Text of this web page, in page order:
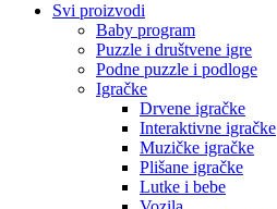
Svi proizvodi
Baby program
Puzzle i društvene igre
Podne puzzle i podloge
Igračke
Drvene igračke
Interaktivne igračke
Muzičke igračke
Plišane igračke
Lutke i bebe